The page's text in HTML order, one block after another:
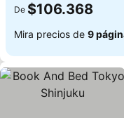
De $106.368
Mira precios de 9